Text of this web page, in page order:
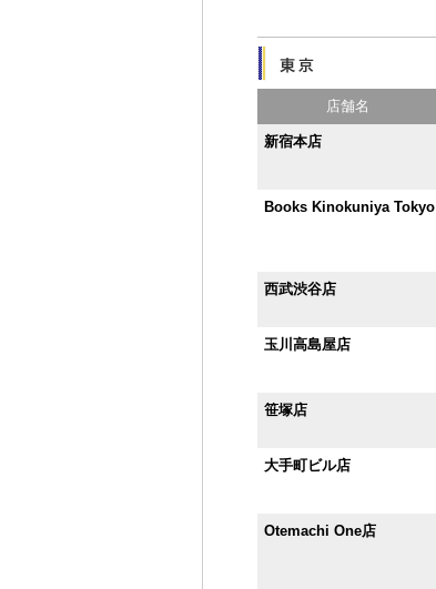
店舗名
新宿本店
Books Kinokuniya Tokyo
西武渋谷店
玉川高島屋店
笹塚店
大手町ビル店
Otemachi One店